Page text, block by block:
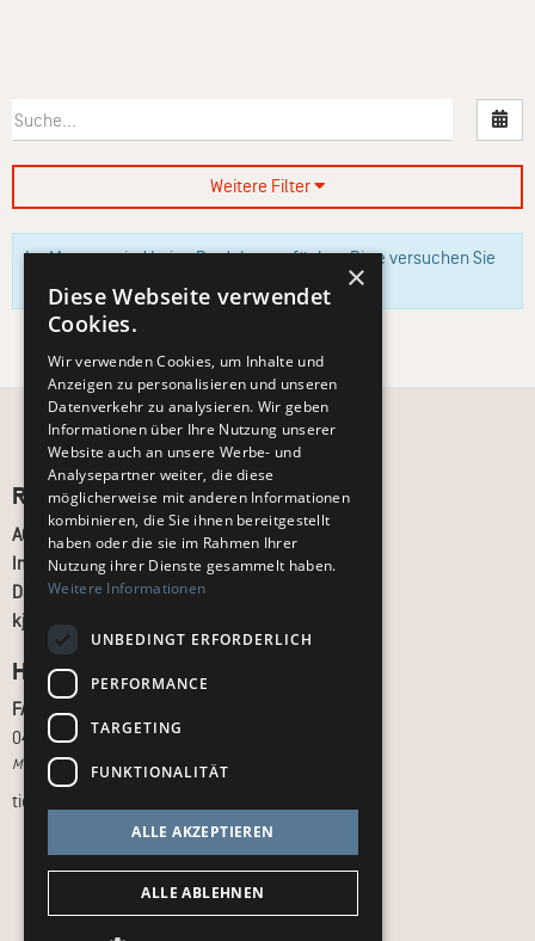
Weitere Filter
Im Moment sind keine Produkte verfügbar. Bitte versuchen Sie
Recht und Ordnung
AGB
Impressum
Datenschutz
kj.de
Hilfe & Support
FAQ
040 - 413 22 60
Montag bis Freitag, 10:00 bis 18:00 Uhr
tickets@kj.de
×
Diese Webseite verwendet
Cookies.
Wir verwenden Cookies, um Inhalte und
Anzeigen zu personalisieren und unseren
Datenverkehr zu analysieren. Wir geben
Informationen über Ihre Nutzung unserer
Website auch an unsere Werbe- und
Analysepartner weiter, die diese
möglicherweise mit anderen Informationen
kombinieren, die Sie ihnen bereitgestellt
haben oder die sie im Rahmen Ihrer
Nutzung ihrer Dienste gesammelt haben.
Weitere Informationen
UNBEDINGT ERFORDERLICH
PERFORMANCE
TARGETING
FUNKTIONALITÄT
ALLE AKZEPTIEREN
ALLE ABLEHNEN